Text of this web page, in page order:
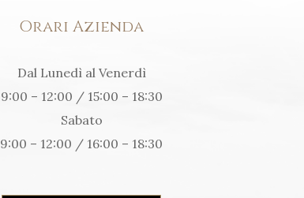
Orari Azienda
Dal Lunedì al Venerdì
9:00 – 12:00 / 15:00 – 18:30
Sabato
9:00 – 12:00 / 16:00 – 18:30